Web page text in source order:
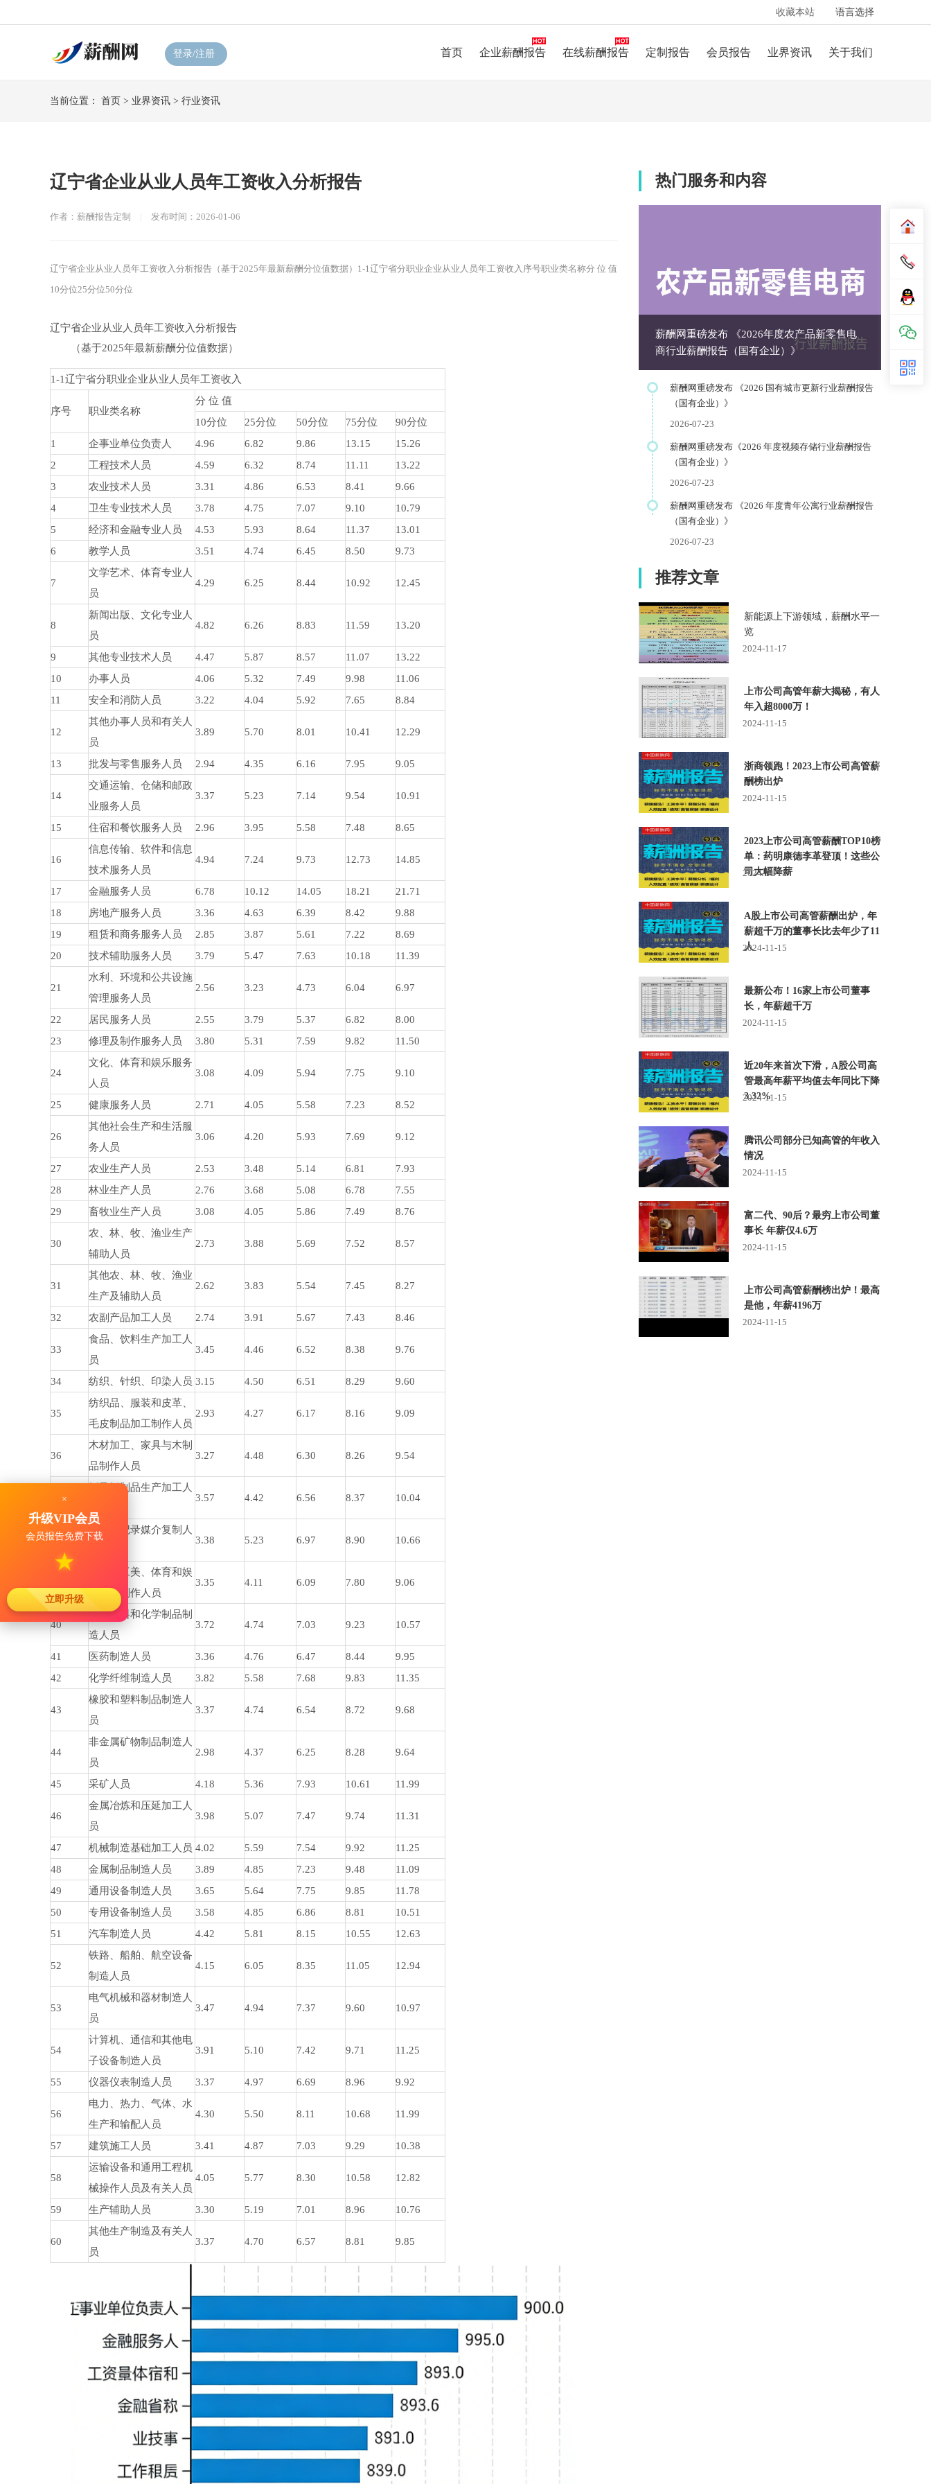
收藏本站 语言选择
登录/注册 首页 企业薪酬报告 在线薪酬报告 定制报告 会员报告 业界资讯 关于我们
当前位置： 首页 > 业界资讯 > 行业资讯
辽宁省企业从业人员年工资收入分析报告
作者：薪酬报告定制 发布时间：2026-01-06
辽宁省企业从业人员年工资收入分析报告（基于2025年最新薪酬分位值数据）1-1辽宁省分职业企业从业人员年工资收入序号职业类名称分 位 值
10分位25分位50分位
辽宁省企业从业人员年工资收入分析报告
（基于2025年最新薪酬分位值数据）
1-1辽宁省分职业企业从业人员年工资收入
序号 职业类名称
分 位 值
10分位
25分位 50分位 75分位
90分位
1
企事业单位负责人 4.96 6.82 9.86 13.15
15.26
2
工程技术人员 4.59 6.32 8.74 11.11
13.22
3
农业技术人员 3.31 4.86 6.53 8.41
9.66
4
卫生专业技术人员 3.78 4.75 7.07 9.10
10.79
5
经济和金融专业人员 4.53 5.93 8.64 11.37
13.01
6
教学人员 3.51 4.74 6.45 8.50 9.73
7
文学艺术、体育专业人
员
4.29 6.25 8.44 10.92 12.45
8
新闻出版、文化专业人
员
4.82 6.26 8.83 11.59 13.20
9 其他专业技术人员 4.47 5.87 8.57 11.07
13.22
10
办事人员 4.06 5.32 7.49 9.98
11.06
11
安全和消防人员 3.22 4.04 5.92 7.65 8.84
12
其他办事人员和有关人
员
3.89 5.70 8.01 10.41 12.29
13 批发与零售服务人员 2.94 4.35 6.16 7.95 9.05
14
交通运输、仓储和邮政
业服务人员
3.37 5.23 7.14 9.54 10.91
15 住宿和餐饮服务人员 2.96 3.95 5.58 7.48 8.65
16
信息传输、软件和信息
技术服务人员
4.94 7.24 9.73 12.73 14.85
17 金融服务人员 6.78 10.12 14.05 18.21
21.71
18
房地产服务人员 3.36 4.63 6.39 8.42
9.88
19
租赁和商务服务人员 2.85 3.87 5.61 7.22
8.69
20
技术辅助服务人员 3.79 5.47 7.63 10.18 11.39
21
水利、环境和公共设施
管理服务人员
2.56 3.23 4.73 6.04 6.97
22 居民服务人员 2.55 3.79 5.37 6.82
8.00
23
修理及制作服务人员 3.80 5.31 7.59 9.82 11.50
24
文化、体育和娱乐服务
人员
3.08 4.09 5.94 7.75 9.10
25 健康服务人员 2.71 4.05 5.58 7.23 8.52
26
其他社会生产和生活服
务人员
3.06 4.20 5.93 7.69 9.12
27 农业生产人员 2.53 3.48 5.14 6.81
7.93
28
林业生产人员 2.76 3.68 5.08 6.78
7.55
29
畜牧业生产人员 3.08 4.05 5.86 7.49 8.76
30
农、林、牧、渔业生产
辅助人员
2.73 3.88 5.69 7.52 8.57
31
其他农、林、牧、渔业
生产及辅助人员
2.62 3.83 5.54 7.45 8.27
32 农副产品加工人员 2.74 3.91 5.67 7.43 8.46
33
食品、饮料生产加工人
员
3.45 4.46 6.52 8.38 9.76
34 纺织、针织、印染人员 3.15 4.50 6.51 8.29 9.60
35
纺织品、服装和皮革、
毛皮制品加工制作人员
2.93 4.27 6.17 8.16 9.09
36
木材加工、家具与木制
品制作人员
3.27 4.48 6.30 8.26 9.54
纸及纸制品生产加工人
3.57 4.42 6.56 8.37 10.04
38
印刷和记录媒介复制人
3.38 5.23 6.97 8.90 10.66
文教、工美、体育和娱
乐用品制作人员
3.35 4.11 6.09 7.80 9.06
40
化学原料和化学制品制
造人员
3.72 4.74 7.03 9.23 10.57
41 医药制造人员 3.36 4.76 6.47 8.44
9.95
42
化学纤维制造人员 3.82 5.58 7.68 9.83 11.35
43
橡胶和塑料制品制造人
员
3.37 4.74 6.54 8.72 9.68
44
非金属矿物制品制造人
员
2.98 4.37 6.25 8.28 9.64
45 采矿人员 4.18 5.36 7.93 10.61 11.99
46
金属冶炼和压延加工人
员
3.98 5.07 7.47 9.74 11.31
47 机械制造基础加工人员 4.02 5.59 7.54 9.92
11.25
48
金属制品制造人员 3.89 4.85 7.23 9.48
11.09
49
通用设备制造人员 3.65 5.64 7.75 9.85
11.78
50
专用设备制造人员 3.58 4.85 6.86 8.81
10.51
51
汽车制造人员 4.42 5.81 8.15 10.55 12.63
52
铁路、船舶、航空设备
制造人员
4.15 6.05 8.35 11.05 12.94
53
电气机械和器材制造人
员
3.47 4.94 7.37 9.60 10.97
54
计算机、通信和其他电
子设备制造人员
3.91 5.10 7.42 9.71 11.25
55 仪器仪表制造人员 3.37 4.97 6.69 8.96 9.92
56
电力、热力、气体、水
生产和输配人员
4.30 5.50 8.11 10.68 11.99
57 建筑施工人员 3.41 4.87 7.03 9.29 10.38
58
运输设备和通用工程机
械操作人员及有关人员
4.05 5.77 8.30 10.58 12.82
59 生产辅助人员 3.30 5.19 7.01 8.96 10.76
60
其他生产制造及有关人
员
3.37 4.70 6.57 8.81 9.85
热门服务和内容
薪酬网重磅发布 《2026年度农产品新零售电
商行业薪酬报告（国有企业）》
薪酬网重磅发布 《2026 国有城市更新行业薪酬报告
（国有企业）》
2026-07-23
薪酬网重磅发布《2026 年度视频存储行业薪酬报告
（国有企业）》
2026-07-23
薪酬网重磅发布 《2026 年度青年公寓行业薪酬报告
（国有企业）》
2026-07-23
推荐文章
新能源上下游领域，薪酬水平一
览
2024-11-17
上市公司高管年薪大揭秘，有人
年入超8000万！
2024-11-15
浙商领跑！2023上市公司高管薪
酬榜出炉
2024-11-15
2023上市公司高管薪酬TOP10榜
单：药明康德李革登顶！这些公
司大幅降薪
2024-11-15
A股上市公司高管薪酬出炉，年
薪超千万的董事长比去年少了11
人
2024-11-15
最新公布！16家上市公司董事
长，年薪超千万
2024-11-15
近20年来首次下滑，A股公司高
管最高年薪平均值去年同比下降
3.32%
2024-11-15
腾讯公司部分已知高管的年收入
情况
2024-11-15
富二代、90后？最穷上市公司董
事长 年薪仅4.6万
2024-11-15
上市公司高管薪酬榜出炉！最高
是他，年薪4196万
2024-11-15
×
升级VIP会员
会员报告免费下载
★
立即升级